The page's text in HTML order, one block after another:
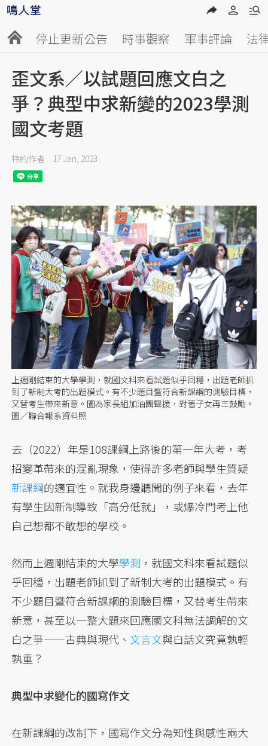
停止更新公告 時事觀察 軍事評論 法
歪文系／以試題回應文白之
爭？典型中求新變的2023學測
國文考題
特約作者 17 Jan, 2023
上週剛結束的大學學測，就國文科來看試題似乎回穩，出題老師抓
到了新制大考的出題模式。有不少題目暨符合新課綱的測驗目標，
又替考生帶來新意。圖為家長組加油團聲援，對著子女再三鼓勵。
圖／聯合報系資料照
去（2022）年是108課綱上路後的第一年大考，考
招變革帶來的混亂現象，使得許多老師與學生質疑
新課綱的適宜性。就我身邊聽聞的例子來看，去年
有學生因新制導致「高分低就」，或爆冷門考上他
自己想都不敢想的學校。
然而上週剛結束的大學學測 ，就國文科來看試題似
乎回穩，出題老師抓到了新制大考的出題模式。有
不少題目暨符合新課綱的測驗目標，又替考生帶來
新意，甚至以一整大題來回應國文科無法調解的文
白之爭——古典與現代、 文言文與白話文究竟孰輕
孰重？
典型中求變化的國寫作文
在新課綱的改制下，國寫作文分為知性與感性兩大